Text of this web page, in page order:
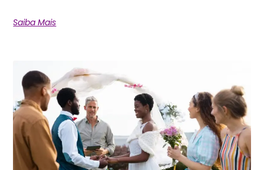
Saiba Mais